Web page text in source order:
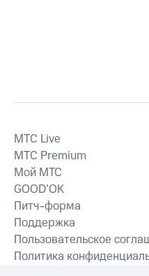
MTС Live
MTС Premium
Мой МТС
GOOD’OK
Питч-форма
Поддержка
Пользовательское
Политика